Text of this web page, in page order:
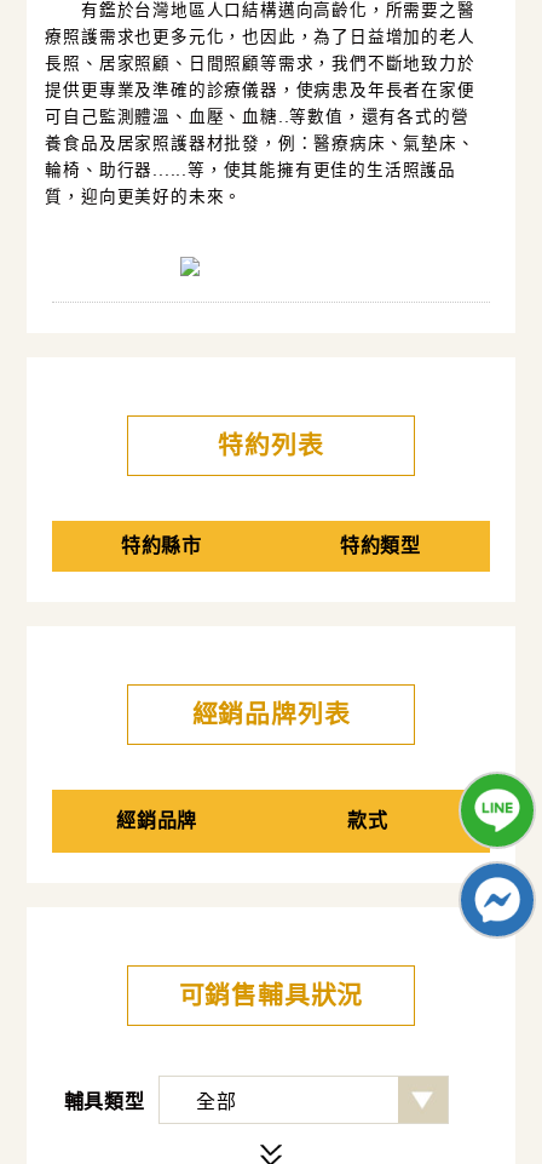
有鑑於台灣地區人口結構邁向高齡化，所需要之醫
療照護需求也更多元化，也因此，為了日益增加的老人
長照、居家照顧、日間照顧等需求，我們不斷地致力於
提供更專業及準確的診療儀器，使病患及年長者在家便
可自己監測體溫、血壓、血糖..等數值，還有各式的營
養食品及居家照護器材批發，例：醫療病床、氣墊床、
輪椅、助行器......等，使其能擁有更佳的生活照護品
質，迎向更美好的未來。
特約列表
特約縣市 特約類型
經銷品牌列表
經銷品牌 款式
可銷售輔具狀況
輔具類型